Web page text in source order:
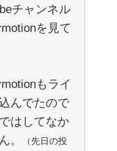
チャンネル
を見て
もライ
んでたので
はしてなか
。
（先日の投